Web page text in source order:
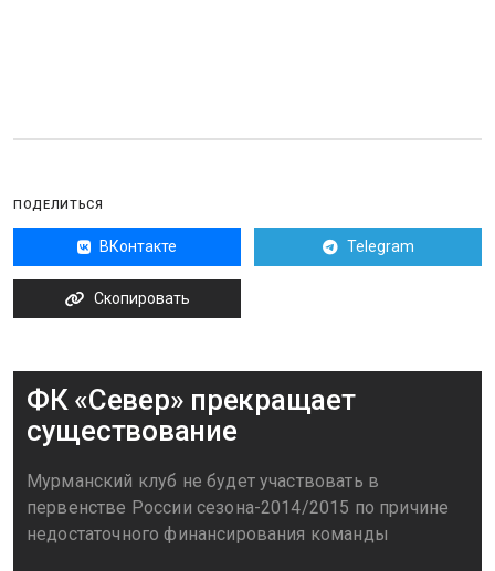
ПОДЕЛИТЬСЯ
ВКонтакте Telegram
Скопировать
ФК «Север» прекращает
существование
Мурманский клуб не будет участвовать в
первенстве России сезона-2014/2015 по причине
недостаточного финансирования команды